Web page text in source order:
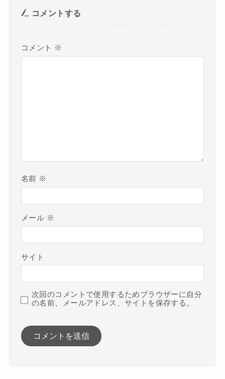
コメントする
コメント ※
名前 ※
メール ※
サイト
次回のコメントで使用するためブラウザーに自分
の名前、メールアドレス、サイトを保存する。